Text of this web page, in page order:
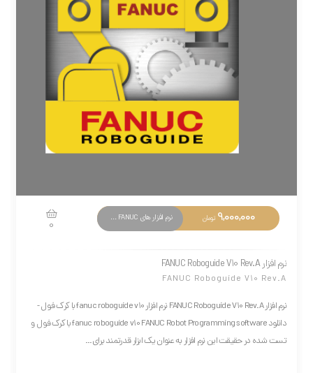
9,000,000 تومان نرم افزار های PLC FANUC
0
نرم افزار FANUC Roboguide V10 Rev.A
FANUC Roboguide V10 Rev.A
نرم افزار FANUC Roboguide V10 Rev.A نرم افزار fanuc roboguide v10 با کرک فول -
دانلود fanuc roboguide v10 FANUC Robot Programming software با کرک فول و
تست شده در حقیقت این نرم افزار به عنوان یک ابزار قدرتمند برای...